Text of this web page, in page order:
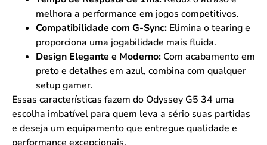
melhora a performance em jogos competitivos.
Compatibilidade com G-Sync: Elimina o tearing e
proporciona uma jogabilidade mais fluida.
Design Elegante e Moderno: Com acabamento em
preto e detalhes em azul, combina com qualquer
setup gamer.
Essas características fazem do Odyssey G5 34 uma
escolha imbatível para quem leva a sério suas partidas
e deseja um equipamento que entregue qualidade e